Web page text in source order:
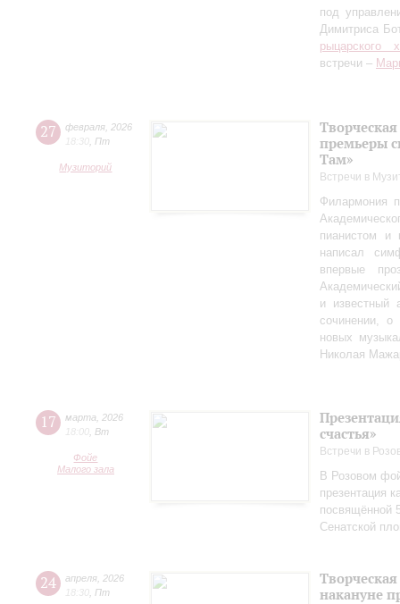
под
Димитриса
рыцарского
встречи –
27 февраля 2026
18:30 Пт
Музиторий
премьеры
Там»
Встречи в
Филармония
пианистом и
написал
впервые
и известный
сочинении,
новых
Николая
17 марта
2026
18:00 Вт
Фойе
Малого зала
счастья»
Встречи в
В Розовом
презентация
посвящённой
Сенатской
24 апреля 2026
18:30 Пт
накануне